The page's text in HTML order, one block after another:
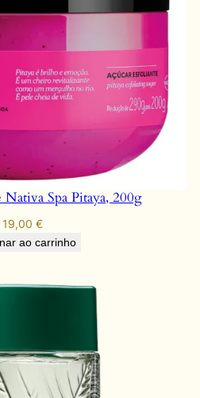
Spa Pitaya, 200g
19,00 €
ao carrinho